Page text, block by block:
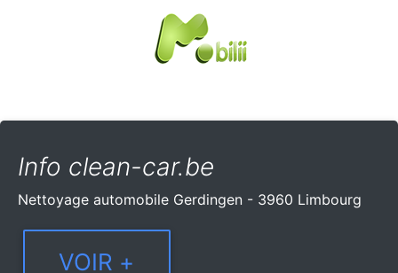
Info clean-car.be
Nettoyage automobile Gerdingen - 3960 Limbourg